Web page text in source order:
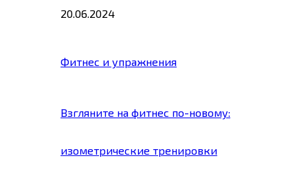
20.06.2024
Фитнес и упражнения
Взгляните на фитнес по-новому:
изометрические тренировки